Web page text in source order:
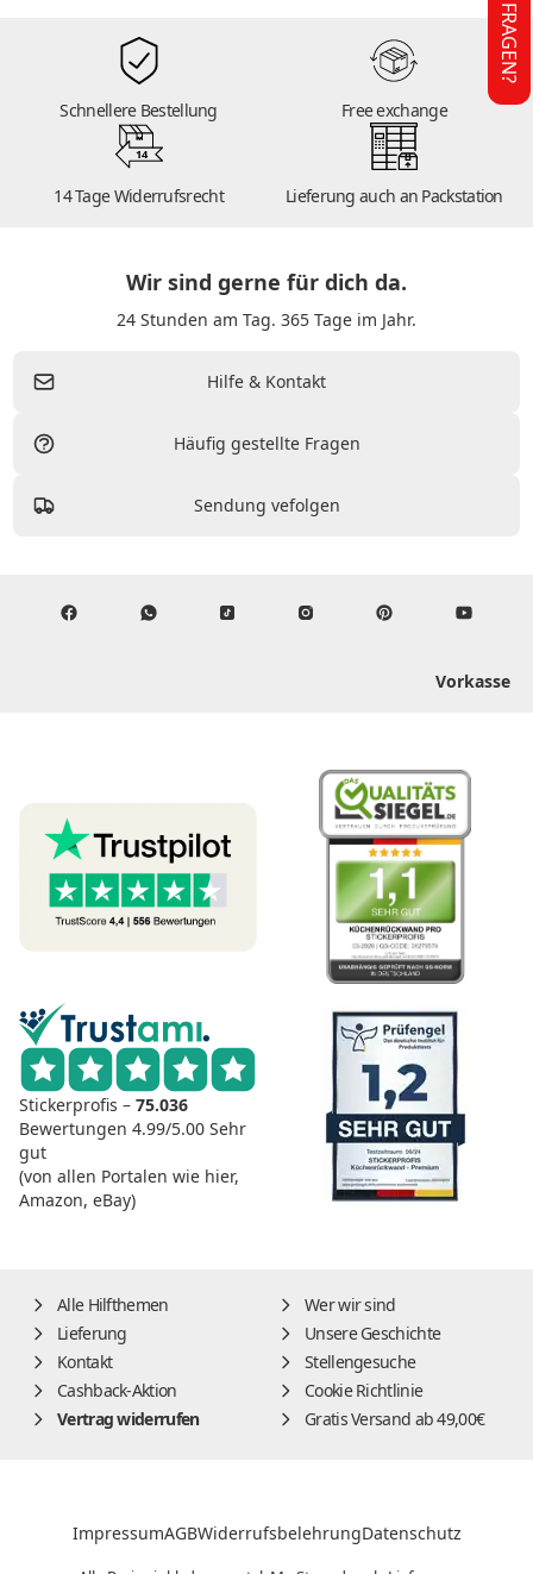
Schnellere Bestellung Free exchange
14
14 Tage Widerrufsrecht Lieferung auch an Packstation
Wir sind gerne für dich da.
24 Stunden am Tag. 365 Tage im Jahr.
Hilfe & Kontakt
Häufig gestellte Fragen
Sendung vefolgen
Vorkasse
Stickerprofis – 75.036
Bewertungen 4.99/5.00 Sehr
gut
(von allen Portalen wie hier,
Amazon, eBay)
Alle Hilfthemen
Wer wir sind
Lieferung
Unsere Geschichte
Kontakt
Stellengesuche
Cashback-Aktion
Cookie Richtlinie
Vertrag widerrufen
Gratis Versand ab 49,00€
ImpressumAGBWiderrufsbelehrungDatenschutz
FRAGEN?